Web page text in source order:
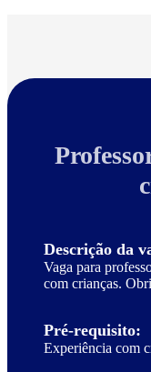
Descrição da
Vaga para
com crianças.
Pré-requisito:
Experiência com